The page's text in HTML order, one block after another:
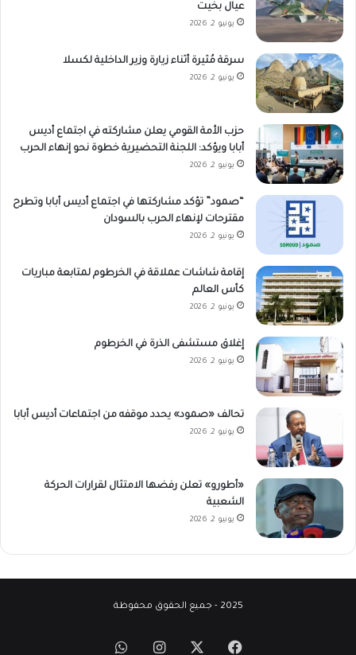
عيال بخيت
يونيو 2, 2026
سرقة مُثيرة أثناء زيارة وزير الداخلية لكسلا
يونيو 2, 2026
حزب الأمة القومي يعلن مشاركته في اجتماع أديس
أبابا ويؤكد: اللجنة التحضيرية خطوة نحو إنهاء الحرب
يونيو 2, 2026
“صمود” تؤكد مشاركتها في اجتماع أديس أبابا وتطرح
مقترحات لإنهاء الحرب بالسودان
يونيو 2, 2026
إقامة شاشات عملاقة في الخرطوم لمتابعة مباريات
كأس العالم
يونيو 2, 2026
إغلاق مستشفى الذرة في الخرطوم
يونيو 2, 2026
تحالف «صمود» يحدد موقفه من اجتماعات أديس أبابا
يونيو 2, 2026
«أطورو» تعلن رفضها الامتثال لقرارات الحركة
الشعبية
يونيو 2, 2026
2025 - جميع الحقوق محفوظة
فيسبوك انستقرامواتساب